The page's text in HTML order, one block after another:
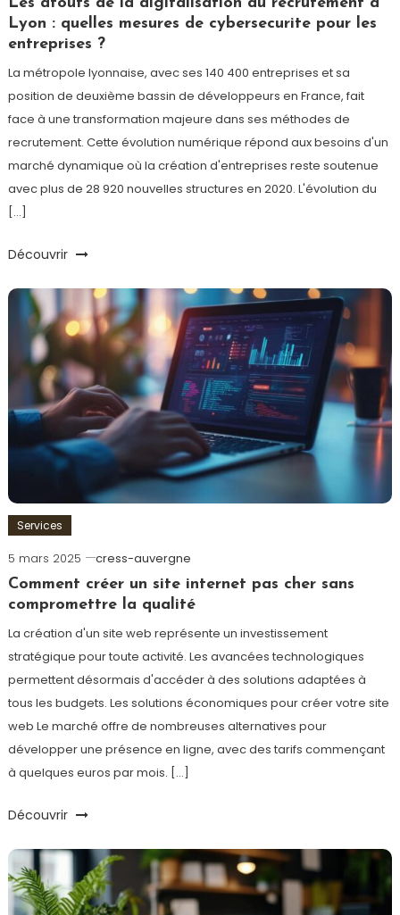
Lyon : quelles mesures de cybersecurite pour les
entreprises ?
La métropole lyonnaise, avec ses 140 400 entreprises et sa
position de deuxième bassin de développeurs en France, fait
face à une transformation majeure dans ses méthodes de
recrutement. Cette évolution numérique répond aux besoins d'un
marché dynamique où la création d'entreprises reste soutenue
avec plus de 28 920 nouvelles structures en 2020. L'évolution du
[…]
Découvrir
Services
5 mars 2025
cress-auvergne
Comment créer un site internet pas cher sans
compromettre la qualité
La création d'un site web représente un investissement
stratégique pour toute activité. Les avancées technologiques
permettent désormais d'accéder à des solutions adaptées à
tous les budgets. Les solutions économiques pour créer votre site
web Le marché offre de nombreuses alternatives pour
développer une présence en ligne, avec des tarifs commençant
à quelques euros par mois. […]
Découvrir